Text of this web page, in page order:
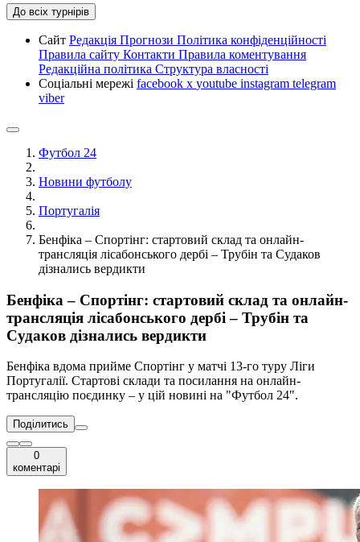
До всіх турнірів
Сайт Редакція Прогнози Політика конфіденційності
Правила сайту Контакти Правила коментування
Редакційна політика Структура власності
Соціальні мережі facebook x youtube instagram telegram
viber
Футбол 24
Новини футболу
Португалія
Бенфіка – Спортінг: стартовий склад та онлайн-
трансляція лісабонського дербі – Трубін та Судаков
дізнались вердикти
Бенфіка – Спортінг: стартовий склад та онлайн-
трансляція лісабонського дербі – Трубін та
Судаков дізнались вердикти
Бенфіка вдома прийме Спортінг у матчі 13-го туру Ліги
Португалії. Стартові склади та посилання на онлайн-
трансляцію поєдинку – у цій новині на "Футбол 24".
Поділитись
0
коментарі